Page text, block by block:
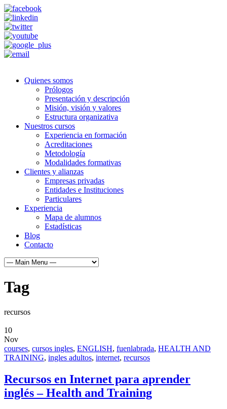
Quienes somos
Prólogos
Presentación y descripción
Misión, visión y valores
Estructura organizativa
Nuestros cursos
Experiencia en formación
Acreditaciones
Metodología
Modalidades formativas
Clientes y alianzas
Empresas privadas
Entidades e Instituciones
Particulares
Experiencia
Mapa de alumnos
Estadísticas
Blog
Contacto
Tag
recursos
10
Nov
courses, cursos ingles, ENGLISH, fuenlabrada, HEALTH AND
TRAINING, ingles adultos, internet, recursos
Recursos en Internet para aprender
inglés – Health and Training